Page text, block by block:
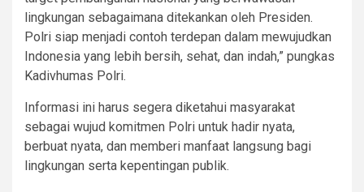
lingkungan sebagaimana ditekankan oleh Presiden.
Polri siap menjadi contoh terdepan dalam mewujudkan
Indonesia yang lebih bersih, sehat, dan indah,” pungkas
Kadivhumas Polri.
Informasi ini harus segera diketahui masyarakat
sebagai wujud komitmen Polri untuk hadir nyata,
berbuat nyata, dan memberi manfaat langsung bagi
lingkungan serta kepentingan publik.